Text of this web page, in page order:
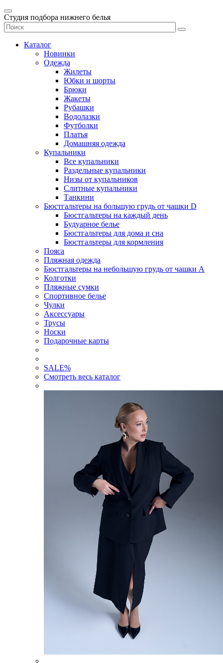
Студия подбора нижнего белья
Каталог
Новинки
Одежда
Жилеты
Юбки и шорты
Брюки
Жакеты
Рубашки
Водолазки
Футболки
Платья
Домашняя одежда
Купальники
Все купальники
Раздельные купальники
Низы от купальников
Слитные купальники
Танкини
Бюстгальтеры на большую грудь от чашки D
Бюстгальтеры на каждый день
Будуарное белье
Бюстгальтеры для дома и сна
Бюстгальтеры для кормления
Пояса
Пляжная одежда
Бюстгальтеры на небольшую грудь от чашки А
Колготки
Пляжные сумки
Спортивное белье
Чулки
Аксессуары
Трусы
Носки
Подарочные карты
SALE%
Смотреть весь каталог